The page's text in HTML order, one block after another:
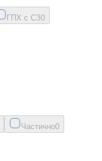
ГПХ с СЗ0
Частично0